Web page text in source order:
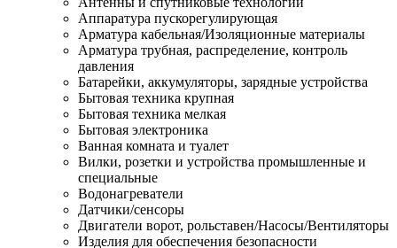
Аппаратура пускорегулирующая
Арматура кабельная/Изоляционные материалы
Арматура трубная, распределение, контроль
давления
Батарейки, аккумуляторы, зарядные устройства
Бытовая техника крупная
Бытовая техника мелкая
Бытовая электроника
Ванная комната и туалет
Вилки, розетки и устройства промышленные и
специальные
Водонагреватели
Датчики/сенсоры
Двигатели ворот, рольставен/Насосы/Вентиляторы
Изделия для обеспечения безопасности